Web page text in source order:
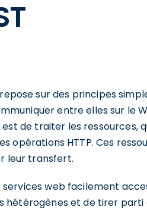
sur des principes
entre elles sur le
de traiter les ressources,
opérations HTTP. Ces
leur transfert.
services web facilement
hétérogènes et de tirer parti